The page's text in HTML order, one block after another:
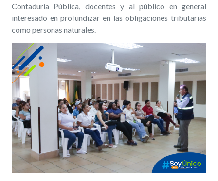
Contaduría Pública, docentes y al público en general
interesado en profundizar en las obligaciones tributarias
como personas naturales.